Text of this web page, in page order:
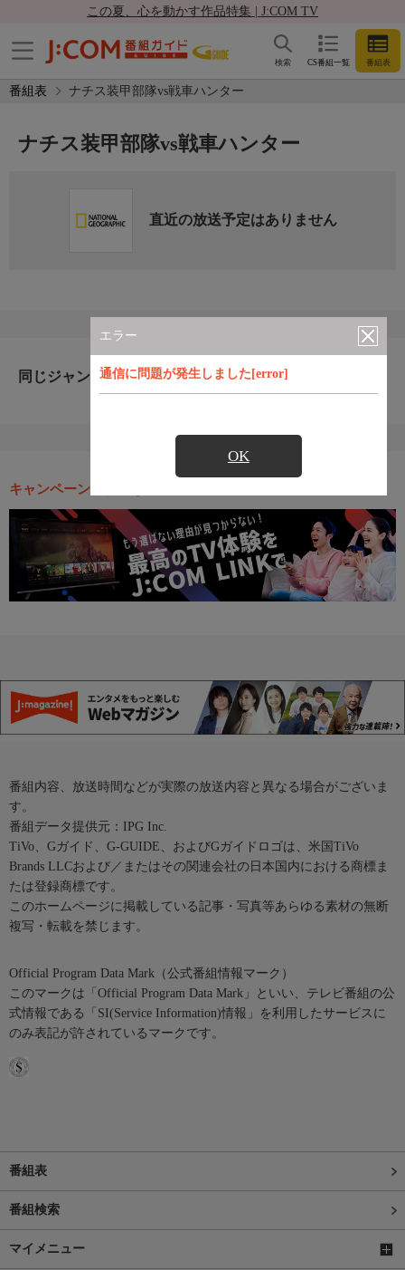
この夏、心を動かす作品特集 | J:COM TV
CS番組一覧 番組表
検索
番組表 ナチス装甲部隊vs戦車ハンター
エラー
通信に問題が発生しました[error]
OK
ナチス装甲部隊vs戦車ハンター
直近の放送予定はありません
同じジャンルのおすすめ番組
キャンペーン・お得な情報
番組内容、放送時間などが実際の放送内容と異なる場合がございま
す。
番組データ提供元：IPG Inc.
TiVo、Gガイド、G-GUIDE、およびGガイドロゴは、米国TiVo
Brands LLCおよび／またはその関連会社の日本国内における商標ま
たは登録商標です。
このホームページに掲載している記事・写真等あらゆる素材の無断
複写・転載を禁じます。
Official Program Data Mark（公式番組情報マーク）
このマークは「Official Program Data Mark」といい、テレビ番組の公
式情報である「SI(Service Information)情報」を利用したサービスに
のみ表記が許されているマークです。
番組表
番組検索
マイメニュー